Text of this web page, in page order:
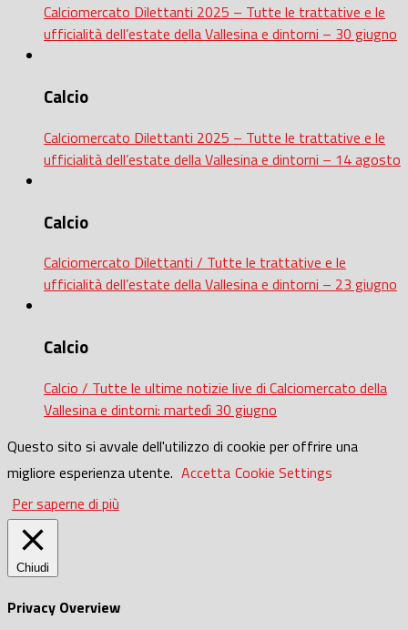
Calciomercato Dilettanti 2025 – Tutte le trattative e le
ufficialità dell’estate della Vallesina e dintorni – 30 giugno
Calcio
Calciomercato Dilettanti 2025 – Tutte le trattative e le
ufficialità dell’estate della Vallesina e dintorni – 14 agosto
Calcio
Calciomercato Dilettanti / Tutte le trattative e le
ufficialità dell’estate della Vallesina e dintorni – 23 giugno
Calcio
Calcio / Tutte le ultime notizie live di Calciomercato della
Vallesina e dintorni: martedì 30 giugno
Questo sito si avvale dell'utilizzo di cookie per offrire una
migliore esperienza utente. Accetta Cookie Settings
Per saperne di più
Chiudi
Privacy Overview